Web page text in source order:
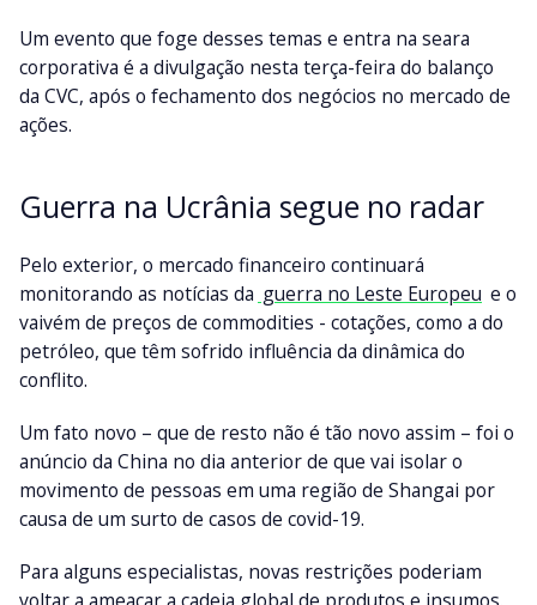
Um evento que foge desses temas e entra na seara
corporativa é a divulgação nesta terça-feira do balanço
da CVC, após o fechamento dos negócios no mercado de
ações.
Guerra na Ucrânia segue no radar
Pelo exterior, o mercado financeiro continuará
monitorando as notícias da guerra no Leste Europeu e o
vaivém de preços de commodities - cotações, como a do
petróleo, que têm sofrido influência da dinâmica do
conflito.
Um fato novo – que de resto não é tão novo assim – foi o
anúncio da China no dia anterior de que vai isolar o
movimento de pessoas em uma região de Shangai por
causa de um surto de casos de covid-19.
Para alguns especialistas, novas restrições poderiam